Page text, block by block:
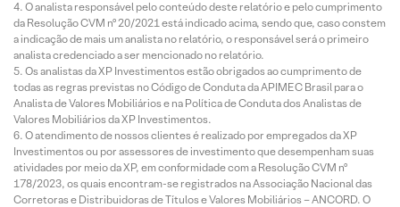
O analista responsável pelo conteúdo deste relatório e pelo cumprimento
da Resolução CVM nº 20/2021 está indicado acima, sendo que, caso constem
a indicação de mais um analista no relatório, o responsável será o primeiro
analista credenciado a ser mencionado no relatório.
Os analistas da XP Investimentos estão obrigados ao cumprimento de
todas as regras previstas no Código de Conduta da APIMEC Brasil para o
Analista de Valores Mobiliários e na Política de Conduta dos Analistas de
Valores Mobiliários da XP Investimentos.
O atendimento de nossos clientes é realizado por empregados da XP
Investimentos ou por assessores de investimento que desempenham suas
atividades por meio da XP, em conformidade com a Resolução CVM nº
178/2023, os quais encontram-se registrados na Associação Nacional das
Corretoras e Distribuidoras de Títulos e Valores Mobiliários – ANCORD. O